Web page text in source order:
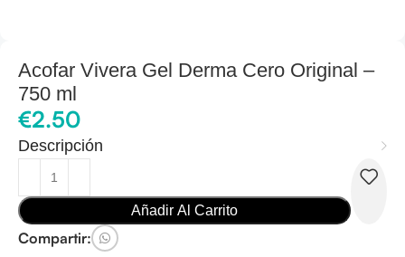
Acofar Vivera Gel Derma Cero Original –
750 ml
€2.50
Descripción
Añadir Al Carrito
Compartir: